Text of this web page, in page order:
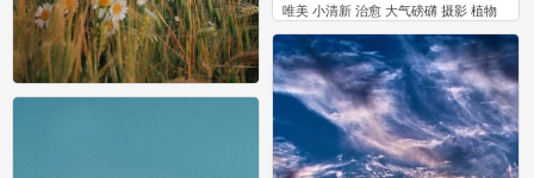
唯美 小清新 治愈 大气磅礴 摄影 植物
0